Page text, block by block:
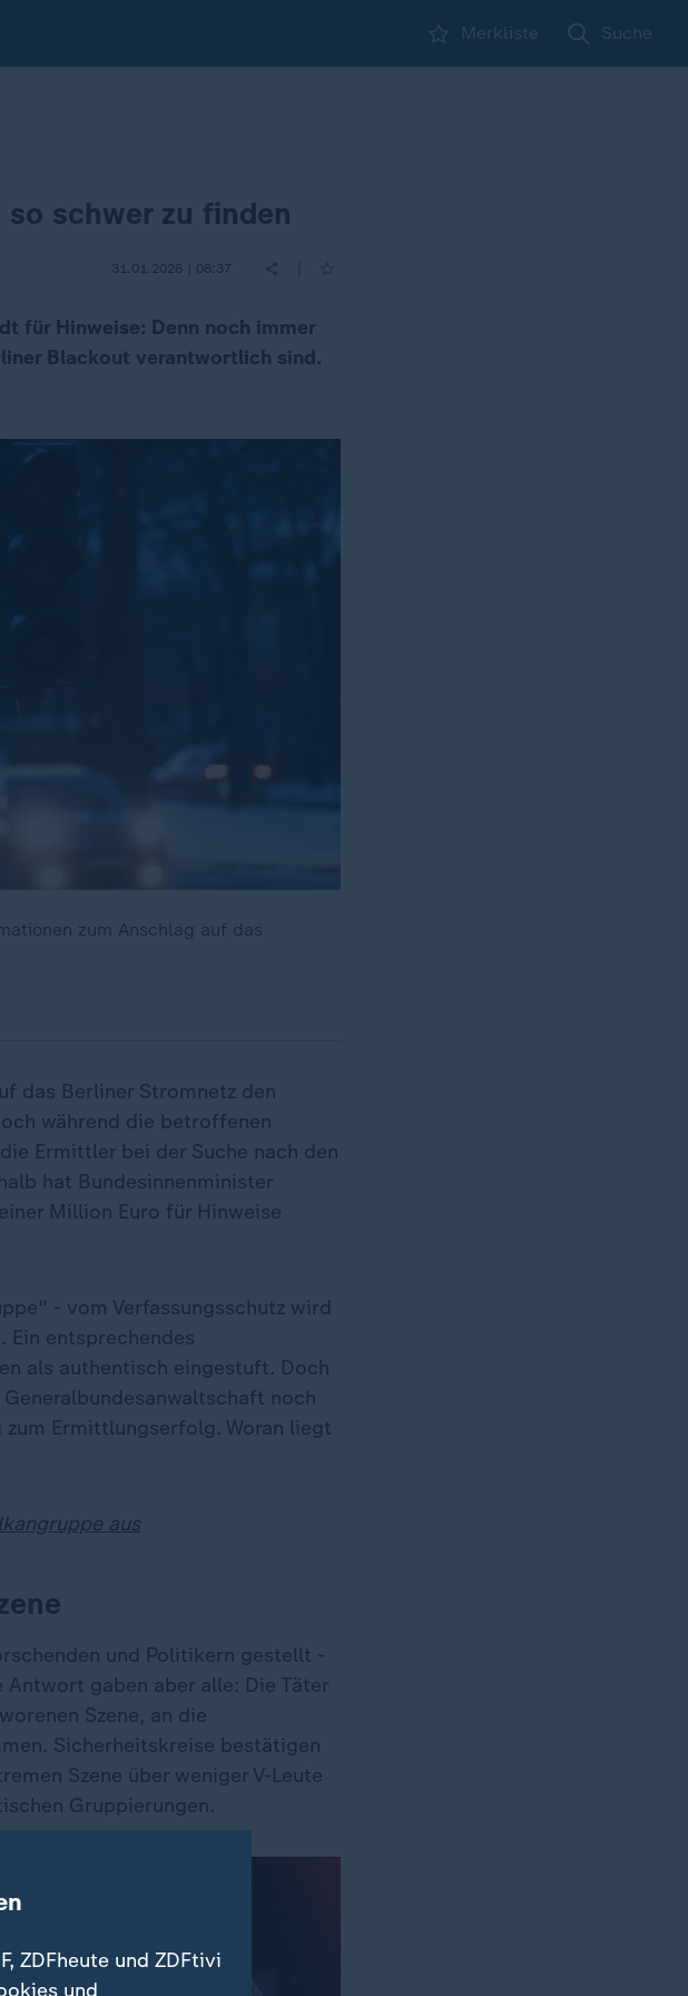
Merkliste Suche
schwer zu finden
31.01.2026 | 08:37
für Hinweise: Denn noch immer
Blackout verantwortlich sind.
zum Anschlag auf das
das Berliner Stromnetz den
während die betroffenen
Ermittler bei der Suche nach den
hat Bundesinnenminister
Million Euro für Hinweise
- vom Verfassungsschutz wird
entsprechendes
als authentisch eingestuft. Doch
noch
Ermittlungserfolg. Woran liegt
aus
und Politikern gestellt -
gaben aber alle: Die Täter
Szene, an die
Sicherheitskreise bestätigen
Szene über weniger V-Leute
Gruppierungen.
ZDFheute und ZDFtivi
und